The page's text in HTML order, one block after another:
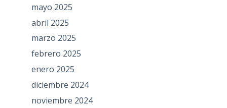
mayo 2025
abril 2025
marzo 2025
febrero 2025
enero 2025
diciembre 2024
noviembre 2024